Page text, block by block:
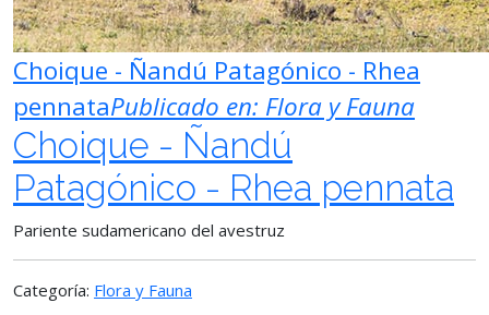
Choique - Ñandú Patagónico - Rhea
pennataPublicado en: Flora y Fauna
Choique - Ñandú
Patagónico - Rhea pennata
Pariente sudamericano del avestruz
Categoría: Flora y Fauna